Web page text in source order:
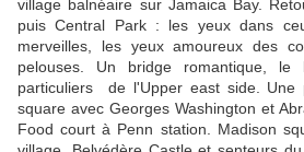
village balnéaire sur Jamaica Bay.
puis Central Park : les yeux dans
merveilles, les yeux amoureux des
pelouses. Un bridge romantique,
particuliers de l'Upper east side. Une
square avec Georges Washington et
Food court à Penn station. Madison